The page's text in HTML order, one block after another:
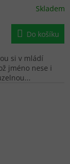
Skladem
Do košíku
si v mládí
jméno nese i